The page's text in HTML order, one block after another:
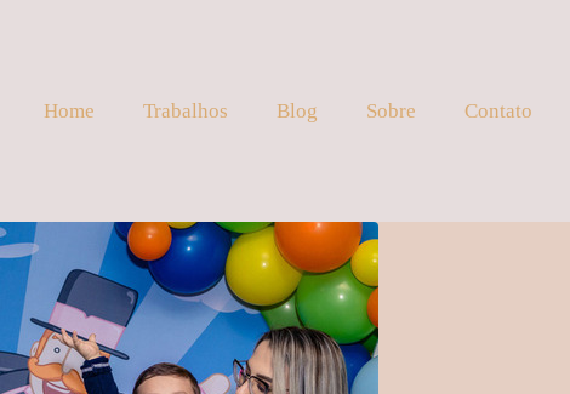
Home Trabalhos Blog Sobre Contato